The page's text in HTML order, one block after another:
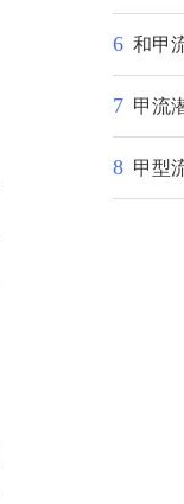
6 和甲
7 甲流
8 甲型